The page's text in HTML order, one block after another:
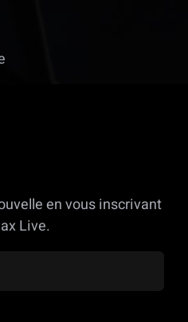
en vous inscrivant
Live.